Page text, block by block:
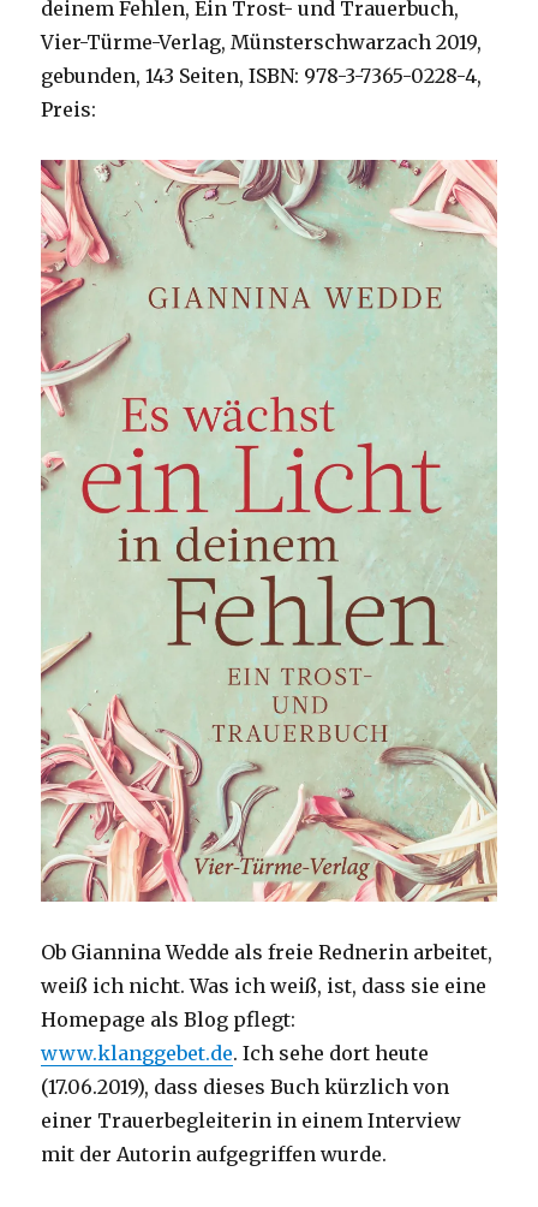
deinem Fehlen, Ein Trost- und Trauerbuch,
Vier-Türme-Verlag, Münsterschwarzach 2019,
gebunden, 143 Seiten, ISBN: 978-3-7365-0228-4,
Preis:
Ob Giannina Wedde als freie Rednerin arbeitet,
weiß ich nicht. Was ich weiß, ist, dass sie eine
Homepage als Blog pflegt:
www.klanggebet.de. Ich sehe dort heute
(17.06.2019), dass dieses Buch kürzlich von
einer Trauerbegleiterin in einem Interview
mit der Autorin aufgegriffen wurde.